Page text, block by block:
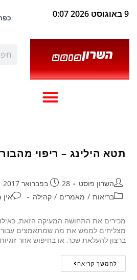
9 באוגוסט 2026 0:07
תטא הילינג – ריפוי
השרון פוסט
28 בפברואר 2017
בריאות / מאמרים / קהילה אין
מכירים את התחושה המעיקה הזאת,
מצליחים לממש את מה שמתאמצים
ברצון להעלאת שכר, או בחיפוש אחר
להמשך קריאה